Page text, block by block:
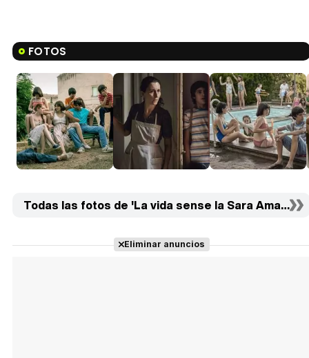
FOTOS
Todas las fotos de 'La vida sense la Sara Amat' (6)
Eliminar anuncios